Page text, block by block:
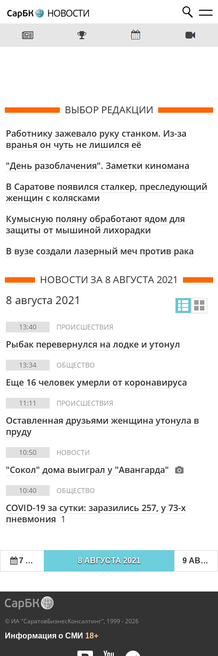
НОВОСТИ
ВЫБОР РЕДАКЦИИ
Работнику зажевало руку станком. Из-за
вранья он чуть не лишился её
"День разоблачения". Заметки киномана
В Саратове появился сталкер, преследующий
женщин с колясками
Кумысную поляну обработают ядом для
защиты от мышиной лихорадки
В вузе создали лазерный меч против рака
НОВОСТИ ЗА 8 АВГУСТА 2021
8 августа 2021
13:40 ПРОИСШЕСТВИЯ
Рыбак перевернулся на лодке и утонул
13:34 ОБЩЕСТВО
Еще 16 человек умерли от коронавируса
11:11 ПРОИСШЕСТВИЯ
Оставленная друзьями женщина утонула в
пруду
10:50 НОВОСТИ
"Сокол" дома выиграл у "Авангарда"
10:40 ОБЩЕСТВО
COVID-19 за сутки: заразились 257, у 73-х
пневмония 1
7 АВГУСТА 2021 8 АВГУСТА 2021 9 АВГУСТА 2021
© ИА "СаратовБизнесКонсалтинг", 1999 - 2026
Информация о СМИ 18+